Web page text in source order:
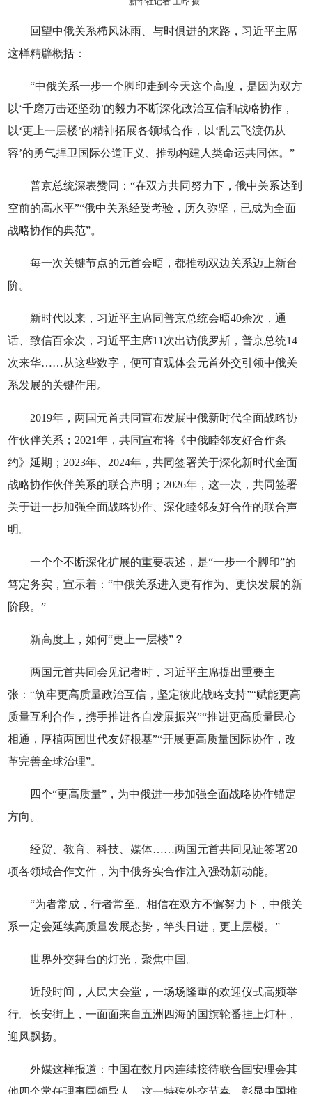
回望中俄关系栉风沐雨、与时俱进的来路，习近平主席
这样精辟概括：
“中俄关系一步一个脚印走到今天这个高度，是因为双方
以‘千磨万击还坚劲’的毅力不断深化政治互信和战略协作，
以‘更上一层楼’的精神拓展各领域合作，以‘乱云飞渡仍从
容’的勇气捍卫国际公道正义、推动构建人类命运共同体。”
普京总统深表赞同：“在双方共同努力下，俄中关系达到
空前的高水平”“俄中关系经受考验，历久弥坚，已成为全面
战略协作的典范”。
每一次关键节点的元首会晤，都推动双边关系迈上新台
阶。
新时代以来，习近平主席同普京总统会晤40余次，通
话、致信百余次，习近平主席11次出访俄罗斯，普京总统14
次来华……从这些数字，便可直观体会元首外交引领中俄关
系发展的关键作用。
2019年，两国元首共同宣布发展中俄新时代全面战略协
作伙伴关系；2021年，共同宣布将《中俄睦邻友好合作条
约》延期；2023年、2024年，共同签署关于深化新时代全面
战略协作伙伴关系的联合声明；2026年，这一次，共同签署
关于进一步加强全面战略协作、深化睦邻友好合作的联合声
明。
一个个不断深化扩展的重要表述，是“一步一个脚印”的
笃定务实，宣示着：“中俄关系进入更有作为、更快发展的新
阶段。”
新高度上，如何“更上一层楼”？
两国元首共同会见记者时，习近平主席提出重要主
张：“筑牢更高质量政治互信，坚定彼此战略支持”“赋能更高
质量互利合作，携手推进各自发展振兴”“推进更高质量民心
相通，厚植两国世代友好根基”“开展更高质量国际协作，改
革完善全球治理”。
四个“更高质量”，为中俄进一步加强全面战略协作锚定
方向。
经贸、教育、科技、媒体……两国元首共同见证签署20
项各领域合作文件，为中俄务实合作注入强劲新动能。
“为者常成，行者常至。相信在双方不懈努力下，中俄关
系一定会延续高质量发展态势，竿头日进，更上层楼。”
世界外交舞台的灯光，聚焦中国。
近段时间，人民大会堂，一场场隆重的欢迎仪式高频举
行。长安街上，一面面来自五洲四海的国旗轮番挂上灯杆，
迎风飘扬。
外媒这样报道：中国在数月内连续接待联合国安理会其
他四个常任理事国领导人，这一特殊外交节奏，彰显中国推